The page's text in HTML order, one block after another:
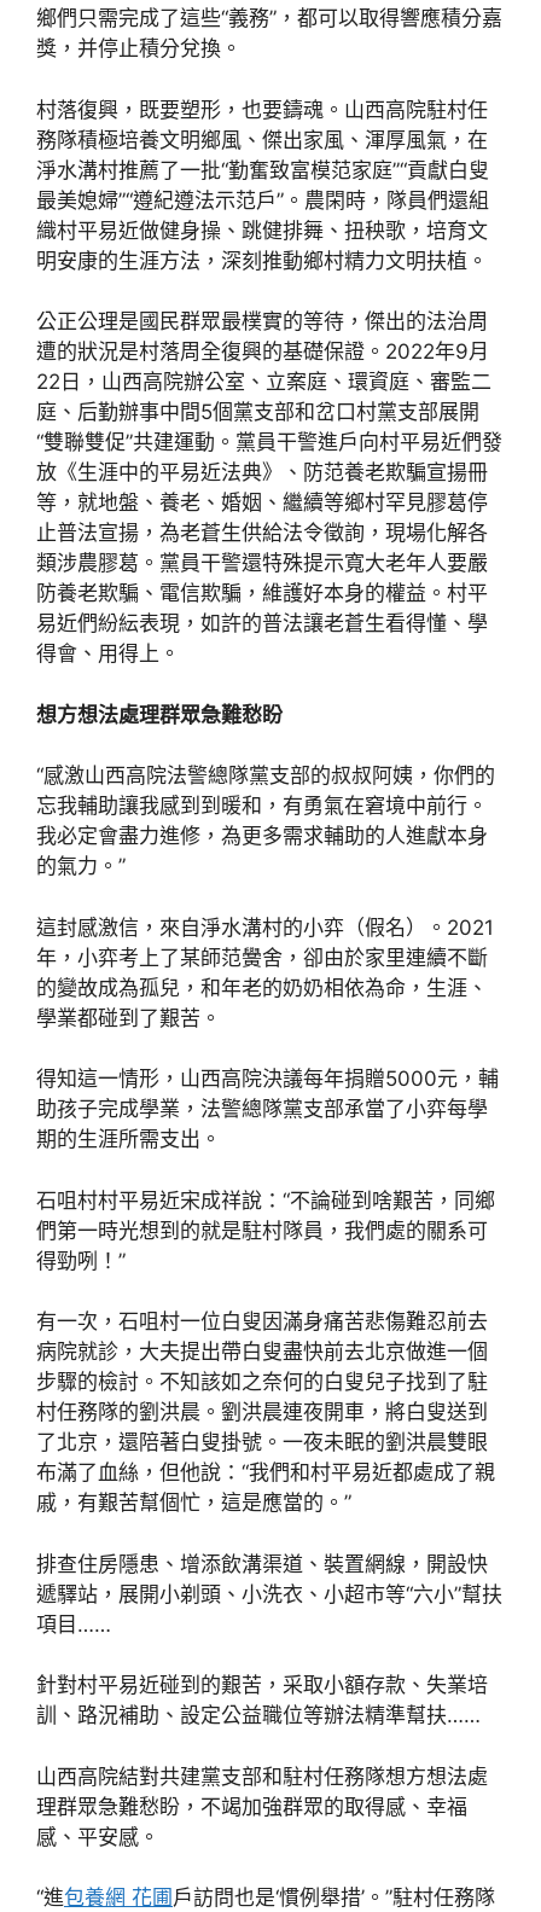
鄉們只需完成了這些“義務”，都可以取得響應積分嘉
獎，并停止積分兌換。
村落復興，既要塑形，也要鑄魂。山西高院駐村任
務隊積極培養文明鄉風、傑出家風、渾厚風氣，在
淨水溝村推薦了一批“勤奮致富模范家庭”“貢獻白叟
最美媳婦”“遵紀遵法示范戶”。農閑時，隊員們還組
織村平易近做健身操、跳健排舞、扭秧歌，培育文
明安康的生涯方法，深刻推動鄉村精力文明扶植。
公正公理是國民群眾最樸實的等待，傑出的法治周
遭的狀況是村落周全復興的基礎保證。2022年9月
22日，山西高院辦公室、立案庭、環資庭、審監二
庭、后勤辦事中間5個黨支部和岔口村黨支部展開
“雙聯雙促”共建運動。黨員干警進戶向村平易近們發
放《生涯中的平易近法典》、防范養老欺騙宣揚冊
等，就地盤、養老、婚姻、繼續等鄉村罕見膠葛停
止普法宣揚，為老蒼生供給法令徵詢，現場化解各
類涉農膠葛。黨員干警還特殊提示寬大老年人要嚴
防養老欺騙、電信欺騙，維護好本身的權益。村平
易近們紛紜表現，如許的普法讓老蒼生看得懂、學
得會、用得上。
想方想法處理群眾急難愁盼
“感激山西高院法警總隊黨支部的叔叔阿姨，你們的
忘我輔助讓我感到到暖和，有勇氣在窘境中前行。
我必定會盡力進修，為更多需求輔助的人進獻本身
的氣力。”
這封感激信，來自淨水溝村的小弈（假名）。2021
年，小弈考上了某師范黌舍，卻由於家里連續不斷
的變故成為孤兒，和年老的奶奶相依為命，生涯、
學業都碰到了艱苦。
得知這一情形，山西高院決議每年捐贈5000元，輔
助孩子完成學業，法警總隊黨支部承當了小弈每學
期的生涯所需支出。
石咀村村平易近宋成祥說：“不論碰到啥艱苦，同鄉
們第一時光想到的就是駐村隊員，我們處的關系可
得勁咧！”
有一次，石咀村一位白叟因滿身痛苦悲傷難忍前去
病院就診，大夫提出帶白叟盡快前去北京做進一個
步驟的檢討。不知該如之奈何的白叟兒子找到了駐
村任務隊的劉洪晨。劉洪晨連夜開車，將白叟送到
了北京，還陪著白叟掛號。一夜未眠的劉洪晨雙眼
布滿了血絲，但他說：“我們和村平易近都處成了親
戚，有艱苦幫個忙，這是應當的。”
排查住房隱患、增添飲溝渠道、裝置網線，開設快
遞驛站，展開小剃頭、小洗衣、小超市等“六小”幫扶
項目……
針對村平易近碰到的艱苦，采取小額存款、失業培
訓、路況補助、設定公益職位等辦法精準幫扶……
山西高院結對共建黨支部和駐村任務隊想方想法處
理群眾急難愁盼，不竭加強群眾的取得感、幸福
感、平安感。
“進包養網 花圃 戶訪問也是‘慣例舉措’。”駐村任務隊